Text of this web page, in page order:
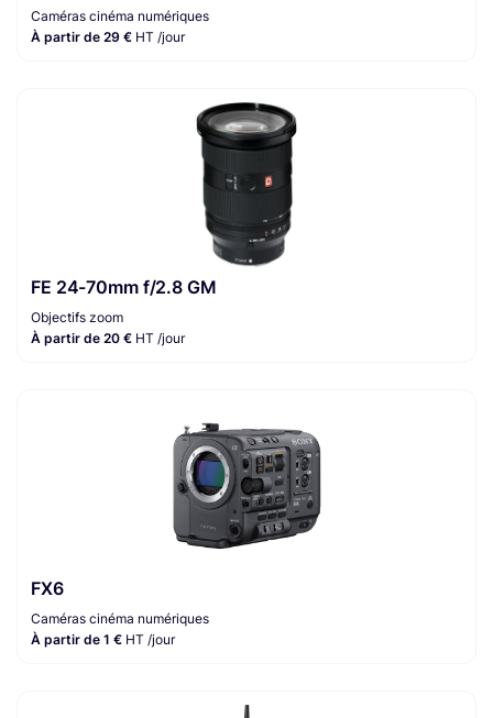
Caméras cinéma numériques
À partir de 29 € HT /jour
FE 24-70mm f/2.8 GM
Objectifs zoom
À partir de 20 € HT /jour
FX6
Caméras cinéma numériques
À partir de 1 € HT /jour